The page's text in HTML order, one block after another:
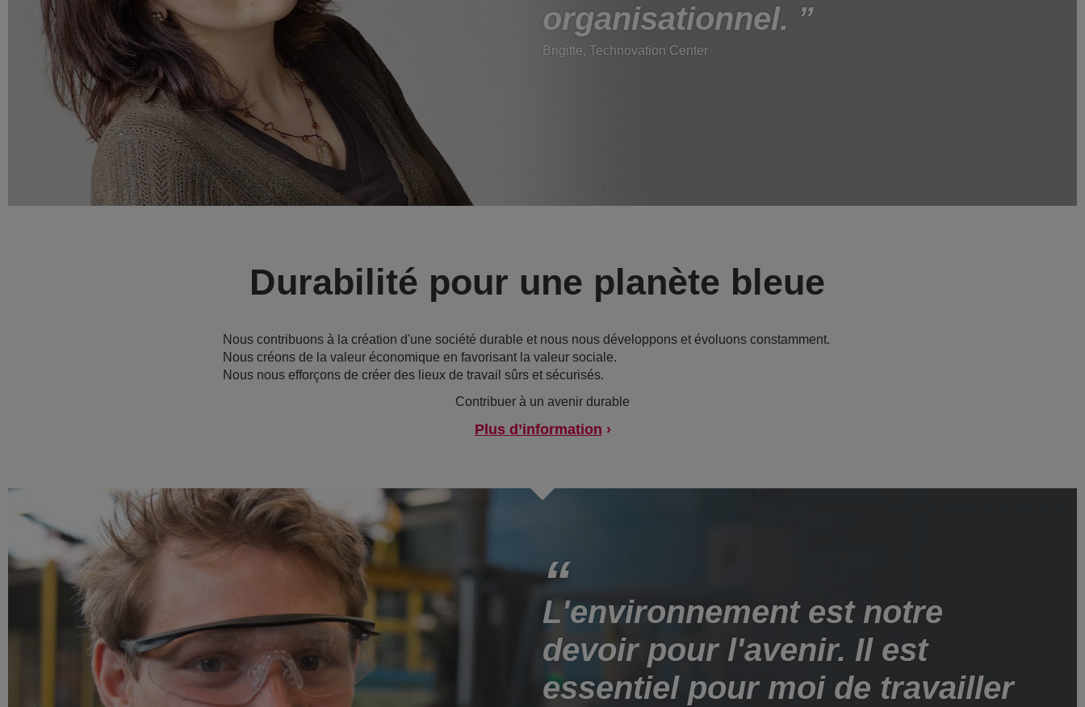
organisationnel.
Brigitte, Technovation Center
Durabilité pour une planète bleue
Nous contribuons à la création d'une société durable et nous nous développons et évoluons constamment.
Nous créons de la valeur économique en favorisant la valeur sociale.
Nous nous efforçons de créer des lieux de travail sûrs et sécurisés.
Contribuer à un avenir durable
Plus d’information
L'environnement est notre
devoir pour l'avenir. Il est
essentiel pour moi de travailler